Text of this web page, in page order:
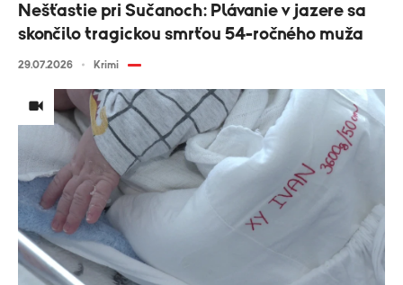
Nešťastie pri Sučanoch: Plávanie v jazere sa
skončilo tragickou smrťou 54-ročného muža
29.07.2026 Krimi